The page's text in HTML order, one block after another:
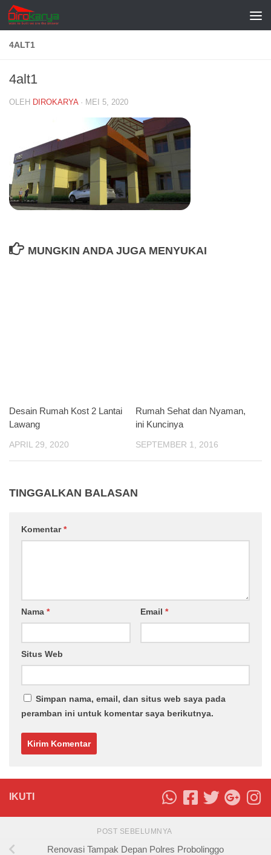
Skip to content
4ALT1
4alt1
OLEH DIROKARYA · MEI 5, 2020
MUNGKIN ANDA JUGA MENYUKAI
Desain Rumah Kost 2 Lantai
Lawang
APRIL 29, 2020
Rumah Sehat dan Nyaman,
ini Kuncinya
SEPTEMBER 1, 2016
TINGGALKAN BALASAN
Komentar*
Nama * Email *
Situs Web
Simpan nama, email, dan situs web saya pada
peramban ini untuk komentar saya berikutnya.
IKUTI
POST SEBELUMNYA
Renovasi Tampak Depan Polres Probolinggo